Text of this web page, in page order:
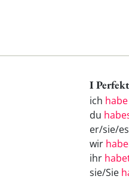
I Perfekt
ich
du
er/sie/es
wir
ihr
sie/Sie